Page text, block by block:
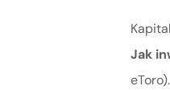
Jak
eToro).